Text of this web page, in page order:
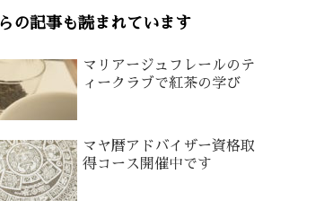
の記事も読まれています
マリアージュフレールのテ
ィークラブで紅茶の学び
マヤ暦アドバイザー資格取
得コース開催中です